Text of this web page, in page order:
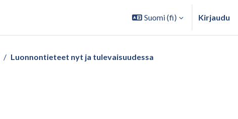
Suomi ‎(fi)‎ Kirjaudu
Luonnontieteet nyt ja tulevaisuudessa